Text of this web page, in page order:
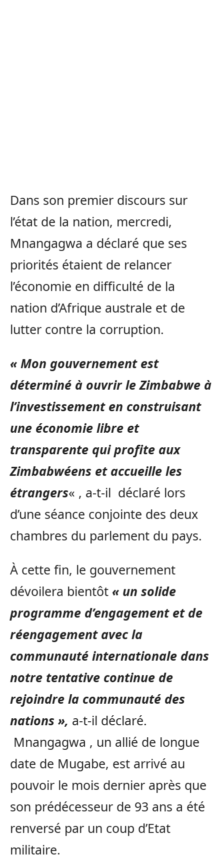
Dans son premier discours sur
l’état de la nation, mercredi,
Mnangagwa a déclaré que ses
priorités étaient de relancer
l’économie en difficulté de la
nation d’Afrique australe et de
lutter contre la corruption.
« Mon gouvernement est
déterminé à ouvrir le Zimbabwe à
l’investissement en construisant
une économie libre et
transparente qui profite aux
Zimbabwéens et accueille les
étrangers« , a-t-il déclaré lors
d’une séance conjointe des deux
chambres du parlement du pays.
À cette fin, le gouvernement
dévoilera bientôt « un solide
programme d’engagement et de
réengagement avec la
communauté internationale dans
notre tentative continue de
rejoindre la communauté des
nations », a-t-il déclaré.
Mnangagwa , un allié de longue
date de Mugabe, est arrivé au
pouvoir le mois dernier après que
son prédécesseur de 93 ans a été
renversé par un coup d’Etat
militaire.